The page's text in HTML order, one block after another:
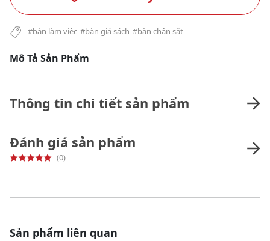
#bàn làm việc #bàn giá sách #bàn chân sắt
Mô Tả Sản Phẩm
Thông tin chi tiết sản phẩm
Đánh giá sản phẩm
(0)
Sản phẩm liên quan